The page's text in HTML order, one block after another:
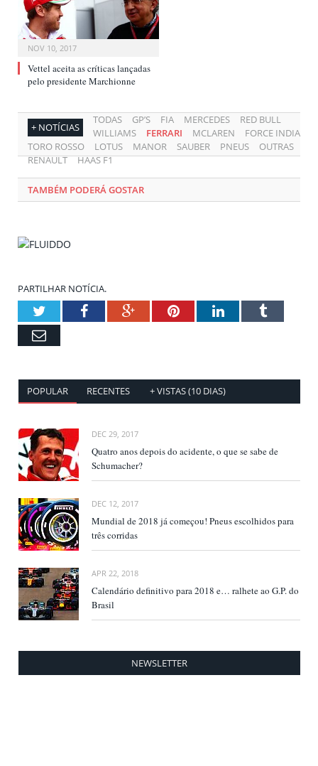
NOV 10, 2017
Vettel aceita as críticas lançadas
pelo presidente Marchionne
+ NOTÍCIAS
TODAS GP’S FIA MERCEDES
RED BULL
WILLIAMS
FERRARI MCLAREN
FORCE INDIA
TORO ROSSO
LOTUS MANOR SAUBER PNEUS
OUTRAS
RENAULT
HAAS F1
TAMBÉM PODERÁ GOSTAR
PARTILHAR NOTÍCIA.
TwitterFacebookGoogle+PinterestLinkedInTumblr
Email
POPULAR RECENTES + VISTAS (10 DIAS)
DEC 29, 2017
Quatro anos depois do acidente, o que se sabe de
Schumacher?
DEC 12, 2017
Mundial de 2018 já começou! Pneus escolhidos para
três corridas
APR 22, 2018
Calendário definitivo para 2018 e… ralhete ao G.P. do
Brasil
NEWSLETTER